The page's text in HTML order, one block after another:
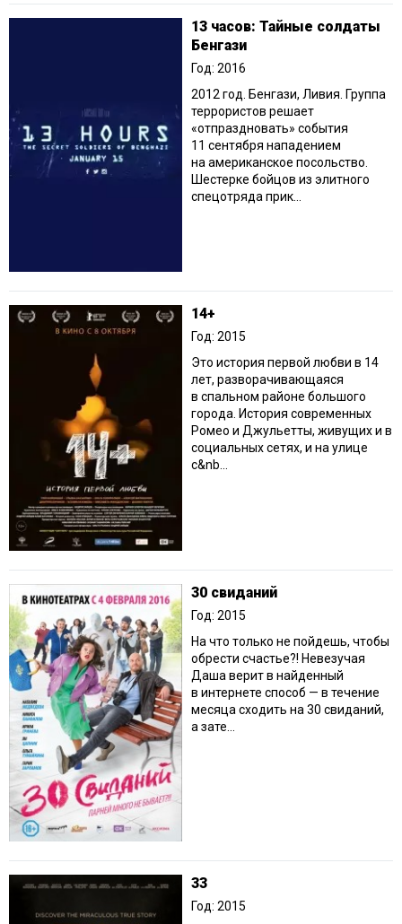
13 часов: Тайные солдаты
Бенгази
Год: 2016
2012 год. Бенгази, Ливия. Группа
террористов решает
«отпраздновать» события
11 сентября нападением
на американское посольство.
Шестерке бойцов из элитного
спецотряда прик...
14+
Год: 2015
Это история первой любви в 14
лет, разворачивающаяся
в спальном районе большого
города. История современных
Ромео и Джульетты, живущих и в
социальных сетях, и на улице
с&nb...
30 свиданий
Год: 2015
На что только не пойдешь, чтобы
обрести счастье?! Невезучая
Даша верит в найденный
в интернете способ — в течение
месяца сходить на 30 свиданий,
а зате...
33
Год: 2015